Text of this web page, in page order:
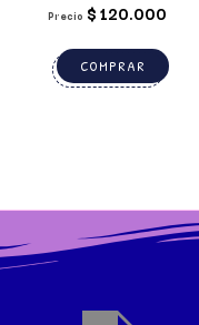
Precio $120.000
COMPRAR